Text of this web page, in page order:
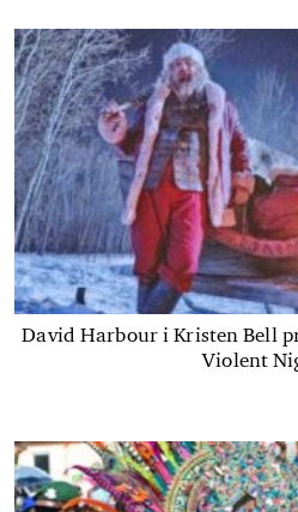
David Harbour i Kristen Bell
Violent